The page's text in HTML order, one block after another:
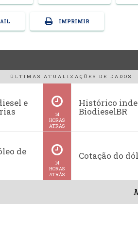
IMPRIMIR
ÚLTIMAS ATUALIZAÇÕES DE DADOS
e
14
HORAS
ATRÁS
Histórico
BiodieselBR
de
14
HORAS
ATRÁS
Cotação do